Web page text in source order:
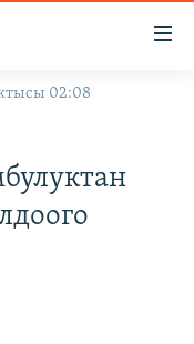
02:08